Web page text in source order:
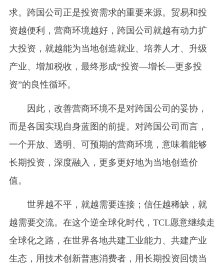
求。跨国公司正是投资需求的重要来源。贸易和投
资越便利，营商环境越好，跨国公司就越有动力扩
大投资，就越能为当地创造就业、培养人才、升级
产业、增加税收，最终形成“投资—增长—更多投
资”的良性循环。
因此，改善营商环境不是对跨国公司的妥协，
而是各国实现自身蓝图的前提。对跨国公司而言，
一个开放、透明、可预期的营商环境，意味着能够
长期投资，深度融入，更多更好地为当地创造价
值。
世界越不平，就越需要连接；信任越稀缺，就
越需要交流。在这个逆全球化时代，TCL愿意继续走
全球化之路，在世界各地共建工业能力、共建产业
生态，用技术创新普惠消费者，用长期投资回馈当